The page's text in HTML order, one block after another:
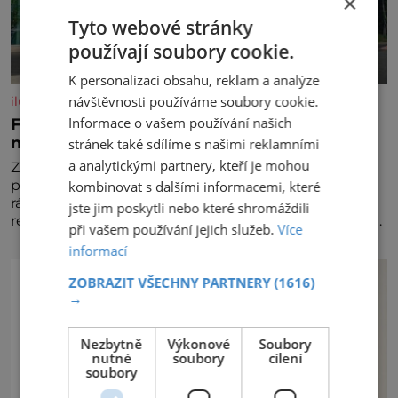
iluxus.cz
Ford dává český fotbal do pohybu. Stává se
novým partnerem FAČR
Značka Ford se od srpna 2026 stává novým
partnerem Fotbalové asociace České republiky. V
rámci tříleté spolupráce zajistí mobilitu asociace,
reprezentačních týmů i českého fotbalu v regionech.
Tyto webové stránky
používají soubory cookie.
K personalizaci obsahu, reklam a analýze
návštěvnosti používáme soubory cookie.
Informace o vašem používání našich
stránek také sdílíme s našimi reklamními
a analytickými partnery, kteří je mohou
kombinovat s dalšími informacemi, které
jste jim poskytli nebo které shromáždili
při vašem používání jejich služeb.Více
informací
ZOBRAZIT VŠECHNY PARTNERY(1616)
→
Nezbytně
nutné
soubory
Výkonové
soubory
Soubory
cílení